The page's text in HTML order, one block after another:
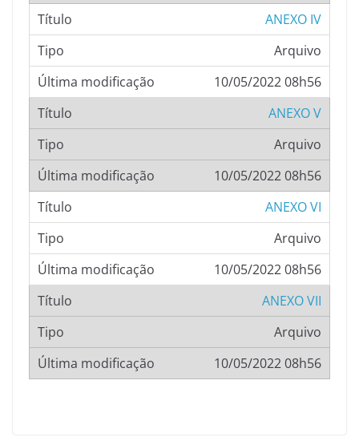
ANEXO IV
Arquivo
10/05/2022 08h56
ANEXO V
Arquivo
10/05/2022 08h56
ANEXO VI
Arquivo
10/05/2022 08h56
ANEXO VII
Arquivo
10/05/2022 08h56